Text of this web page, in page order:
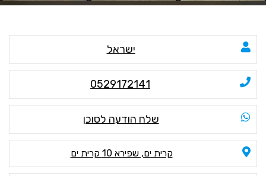
ישראל
0529172141
שלח הודעה לסוכן
קרית ים, שפירא 10 קרית ים